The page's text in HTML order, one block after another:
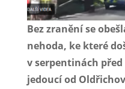
Bez zranění se
nehoda, ke které
v serpentinách
jedoucí od